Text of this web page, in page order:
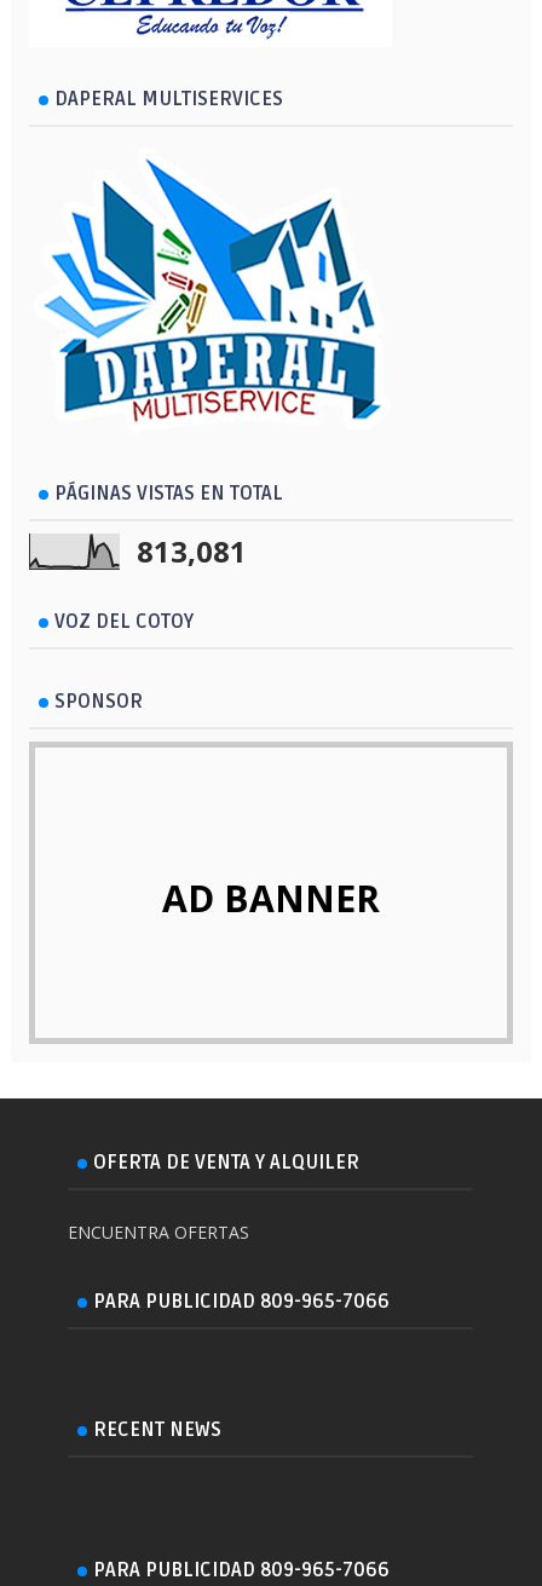
DAPERAL MULTISERVICES
PÁGINAS VISTAS EN TOTAL
813,081
VOZ DEL COTOY
SPONSOR
AD BANNER
OFERTA DE VENTA Y ALQUILER
ENCUENTRA OFERTAS
PARA PUBLICIDAD 809-965-7066
RECENT NEWS
PARA PUBLICIDAD 809-965-7066